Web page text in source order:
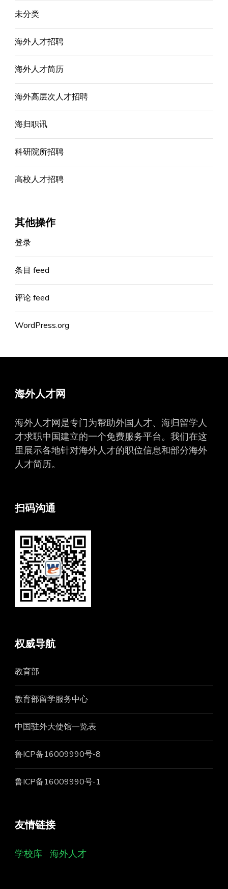
未分类
海外人才招聘
海外人才简历
海外高层次人才招聘
海归职讯
科研院所招聘
高校人才招聘
其他操作
登录
条目 feed
评论 feed
WordPress.org
海外人才网
海外人才网是专门为帮助外国人才、海归留学人
才求职中国建立的一个免费服务平台。我们在这
里展示各地针对海外人才的职位信息和部分海外
人才简历。
扫码沟通
权威导航
教育部
教育部留学服务中心
中国驻外大使馆一览表
鲁ICP备16009990号-8
鲁ICP备16009990号-1
友情链接
学校库 海外人才